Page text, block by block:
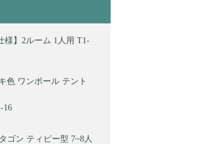
様】2ルーム 1人用 T1-
色 ワンポール テント
16
ゴン ティピー型 7~8人